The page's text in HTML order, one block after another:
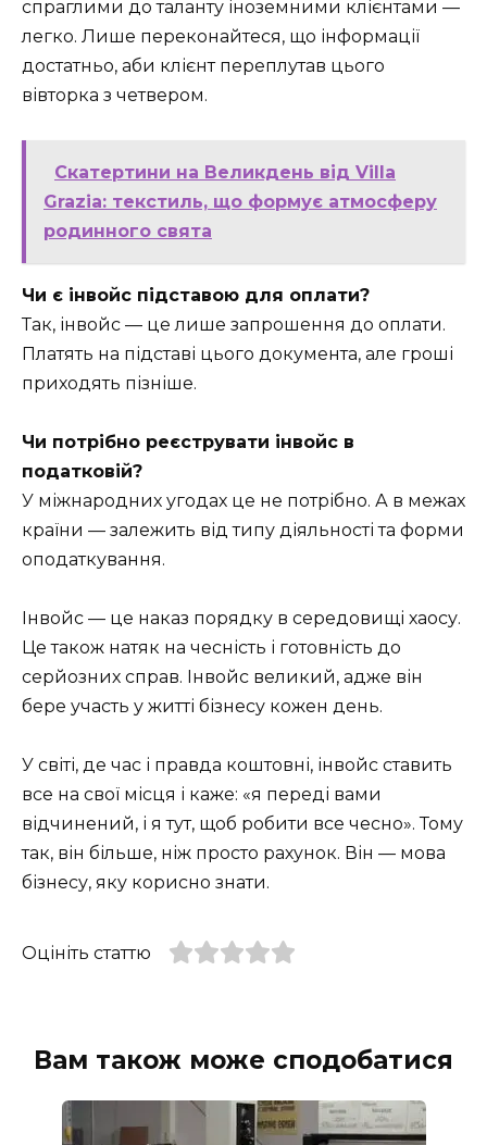
спраглими до таланту іноземними клієнтами —
легко. Лише переконайтеся, що інформації
достатньо, аби клієнт переплутав цього
вівторка з четвером.
Скатертини на Великдень від Villa
Grazia: текстиль, що формує атмосферу
родинного свята
Чи є інвойс підставою для оплати?
Так, інвойс — це лише запрошення до оплати.
Платять на підставі цього документа, але гроші
приходять пізніше.
Чи потрібно реєструвати інвойс в
податковій?
У міжнародних угодах це не потрібно. А в межах
країни — залежить від типу діяльності та форми
оподаткування.
Інвойс — це наказ порядку в середовищі хаосу.
Це також натяк на чесність і готовність до
серйозних справ. Інвойс великий, адже він
бере участь у житті бізнесу кожен день.
У світі, де час і правда коштовні, інвойс ставить
все на свої місця і каже: «я переді вами
відчинений, і я тут, щоб робити все чесно». Тому
так, він більше, ніж просто рахунок. Він — мова
бізнесу, яку корисно знати.
Оцініть статтю
Вам також може сподобатися